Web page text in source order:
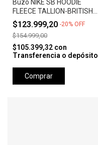
Buzo NIKE SB HOODIE
FLEECE TALLION-BRITISH
TAN
$123.999,20 -20% OFF
$154.999,00
$105.399,32 con
Transferencia o depósito
Comprar